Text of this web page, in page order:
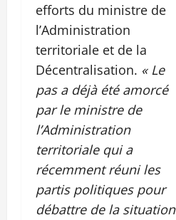
efforts du ministre de
l’Administration
territoriale et de la
Décentralisation. « Le
pas a déjà été amorcé
par le ministre de
l’Administration
territoriale qui a
récemment réuni les
partis politiques pour
débattre de la situation